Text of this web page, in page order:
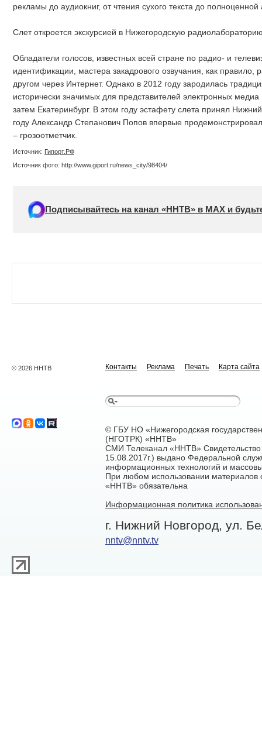
рекламы до аудиокниг, от чтения сухого текста до полноценной
Слет откроется экскурсией в Нижегородскую
Обладатели голосов, известных всей стране по радио- и
идентификации, мастера закадрового озвучания, как правило,
другом через Интернет. Однако в 2012 году зародилась
исторически значимых для представителей электронных
затем Екатеринбург. В этом году эстафету слета принял
году Александр Степанович Попов впервые
– грозоотметчик.
Источник: Гипорт.РФ
Источник фото: http://www.giport.ru/news_city/98404/
Подписывайтесь на канал «ННТВ» в МАХ и
© 2026 ННТВ Контакты Реклама Печать Карта сайта
© ГБУ НО «Нижегородская
(НГОТРК) «ННТВ»
СМИ Телеканал «ННТВ»
15.08.2017г.) выдано Федеральной
информационных технологий и
При любом использовании материалов
«ННТВ» обязательна
Информационная политика
г. Нижний Новгород, ул.
nntv@nntv.tv